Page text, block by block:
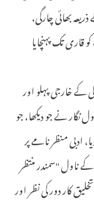
بھائی چارگی،
تک پہنچایا
خارجی پہلو اور
نگار نے جو دیکھا، جو
ادبی منظر نامے پر
ناول "سمندر منتظر
کار دور کی نظر اور